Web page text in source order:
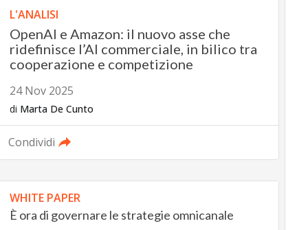
L'ANALISI
OpenAI e Amazon: il nuovo asse che
ridefinisce l’AI commerciale, in bilico tra
cooperazione e competizione
24 Nov 2025
di Marta De Cunto
Condividi
WHITE PAPER
È ora di governare le strategie omnicanale